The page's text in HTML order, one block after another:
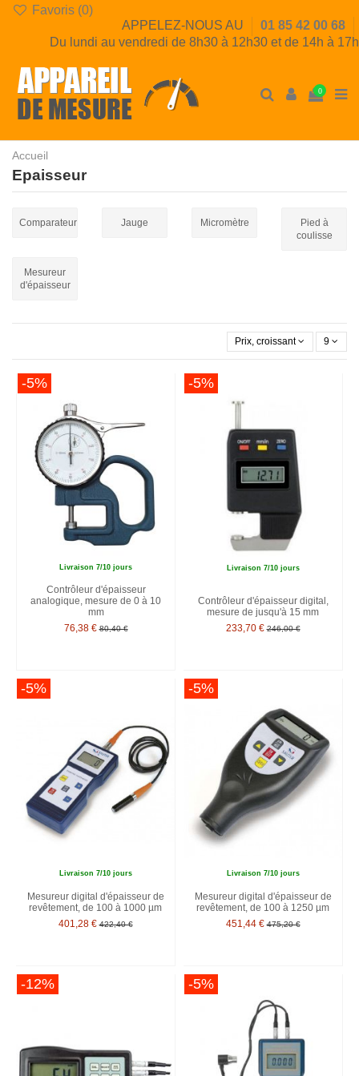
Favoris (0)
APPELEZ-NOUS AU
01 85 42 00 68
Du lundi au vendredi de 8h30 à 12h30 et de 14h à 17h
0
Accueil
Epaisseur
Comparateur Jauge Micromètre
Pied à
coulisse
Mesureur
d'épaisseur
Prix, croissant 9
-5%
Livraison 7/10 jours
Contrôleur d'épaisseur
analogique, mesure de 0 à 10
mm
76,38 € 80,40 €
-5%
Livraison 7/10 jours
Contrôleur d'épaisseur digital,
mesure de jusqu'à 15 mm
233,70 € 246,00 €
-5%
Livraison 7/10 jours
Mesureur digital d'épaisseur de
revêtement, de 100 à 1000 µm
401,28 € 422,40 €
-5%
Livraison 7/10 jours
Mesureur digital d'épaisseur de
revêtement, de 100 à 1250 µm
451,44 € 475,20 €
-12% -5%